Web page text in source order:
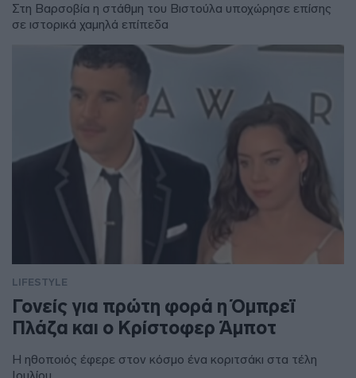
Στη Βαρσοβία η στάθμη του Βιστούλα υποχώρησε επίσης
σε ιστορικά χαμηλά επίπεδα
LIFESTYLE
Γονείς για πρώτη φορά η Όμπρεϊ
Πλάζα και ο Κρίστοφερ Άμποτ
Η ηθοποιός έφερε στον κόσμο ένα κοριτσάκι στα τέλη